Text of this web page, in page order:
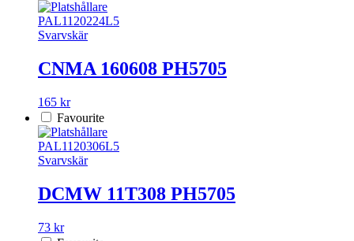
PAL1120224L5
Svarvskär
CNMA 160608 PH5705
165 kr
Favourite
PAL1120306L5
Svarvskär
DCMW 11T308 PH5705
73 kr